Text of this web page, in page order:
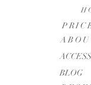
​ACCESS
BLOG